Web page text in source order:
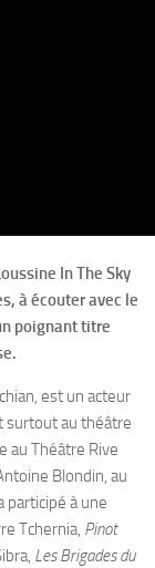
In The Sky
à écouter avec le
poignant titre
est un acteur
surtout au théâtre
au Théâtre Rive
Blondin, au
participé à une
Tchernia, Pinot
Les Brigades du